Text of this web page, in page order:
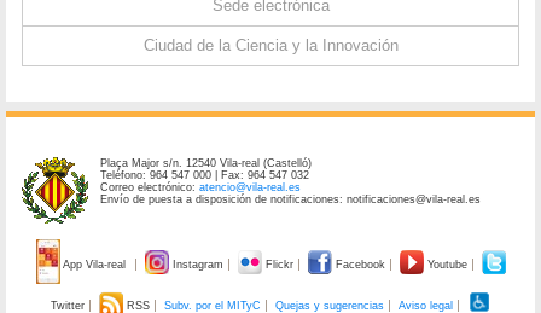
Sede electrónica
Ciudad de la Ciencia y la Innovación
Plaça Major s/n. 12540 Vila-real (Castelló)
Teléfono: 964 547 000 | Fax: 964 547 032
Correo electrónico:atencio@vila-real.es
Envío de puesta a disposición de notificaciones: notificaciones@vila-real.es
App Vila-real Instagram Flickr Facebook Youtube
Twitter RSS Subv. por el MITyC Quejas y sugerencias Aviso legal